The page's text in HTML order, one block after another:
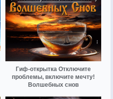
Гиф-открытка Отключите
проблемы, включите мечту!
Волшебных снов